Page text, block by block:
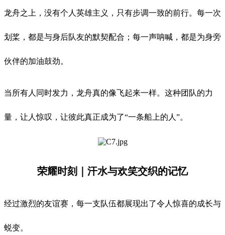
龙舟之上，没有个人英雄主义，只有步调一致的前行。每一次
划桨，都是与身后队友的默契配合；每一声呐喊，都是为身旁
伙伴的加油鼓劲。
当所有人同时发力，龙舟真的像飞起来一样。这种团队的力
量，让人惊叹，让彼此真正成为了“一条船上的人”。
荣耀时刻｜汗水与欢笑交织的记忆
经过激烈的友谊赛，每一支队伍都展现出了令人惊喜的成长与
蜕变。